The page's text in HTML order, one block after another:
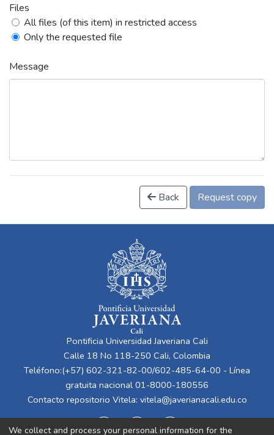
Files
All files (of this item) in restricted access
Only the requested file
Message
Back Request copy
Pontificia Universidad Javeriana Cali
Calle 18 No 118-250 Cali, Colombia
Teléfono:(+57) 602-321-82-00/602-485-64-00 - Línea
gratuita nacional 01-8000-180556
Contacto repositorio Vitela: vitela@javerianacali.edu.co
We collect and process your personal information for the